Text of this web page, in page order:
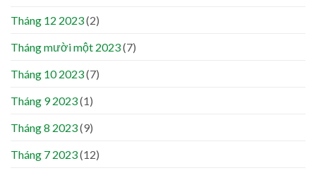
Tháng 12 2023(2)
Tháng mười một 2023(7)
Tháng 10 2023(7)
Tháng 9 2023(1)
Tháng 8 2023(9)
Tháng 7 2023(12)